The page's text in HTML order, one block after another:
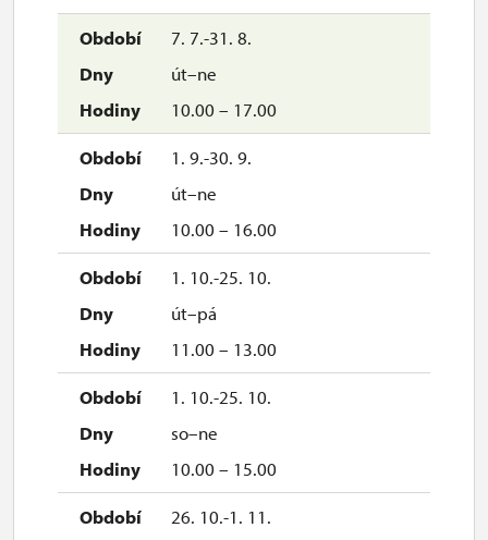
zámecká věž: út–pá 10–14
7. 7.-31. 8.
út–ne
10.00 – 17.00
1. 9.-30. 9.
út–ne
10.00 – 16.00
1. 10.-25. 10.
út–pá
11.00 – 13.00
1. 10.-25. 10.
so–ne
10.00 – 15.00
26. 10.-1. 11.